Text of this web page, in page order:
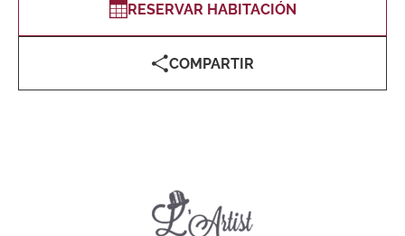
RESERVAR HABITACIÓN
COMPARTIR